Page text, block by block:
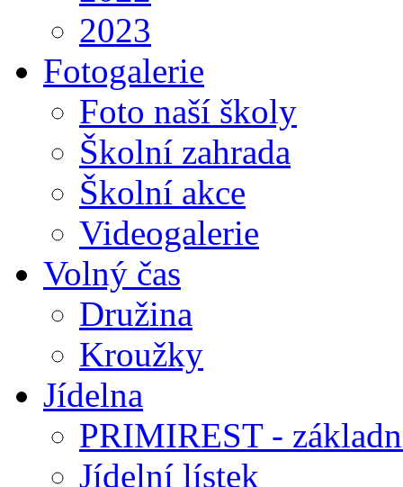
2023
Fotogalerie
Foto naší školy
Školní zahrada
Školní akce
Videogalerie
Volný čas
Družina
Kroužky
Jídelna
PRIMIREST -
Jídelní lístek